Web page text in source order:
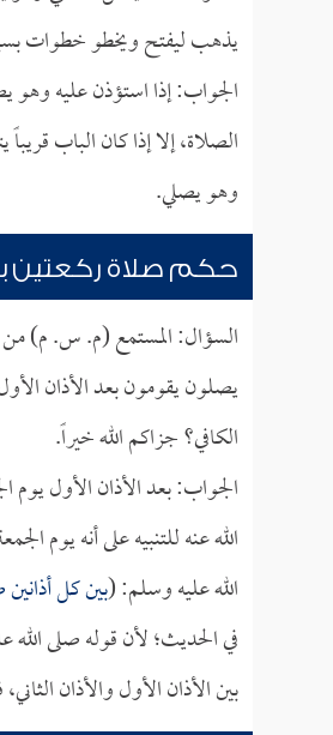
يذهب ليفتح ويخطو خطوات
الجواب: إذا استؤذن عليه وهو
الصلاة، إلا إذا كان الباب
وهو يصلي.
حكم صلاة ركعتين
السؤال: المستمع (م. س. م) من
يصلون يقومون بعد الأذان
الكافي؟ جزاكم الله خيراً.
الجواب: بعد الأذان الأول يوم
الله عنه للتنبيه على أنه
الله عليه وسلم: (بين كل
في الحديث؛ لأن قوله صلى
بين الأذان الأول والأذان